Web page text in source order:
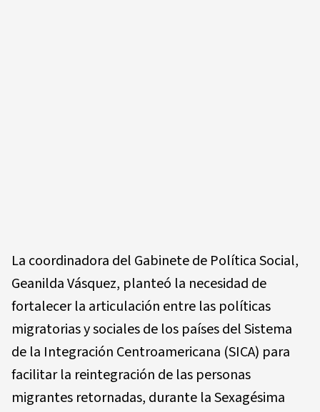
La coordinadora del Gabinete de Política Social,
Geanilda Vásquez, planteó la necesidad de
fortalecer la articulación entre las políticas
migratorias y sociales de los países del Sistema
de la Integración Centroamericana (SICA) para
facilitar la reintegración de las personas
migrantes retornadas, durante la Sexagésima